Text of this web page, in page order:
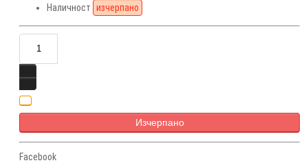
Наличност изчерпано
Изчерпано
Facebook